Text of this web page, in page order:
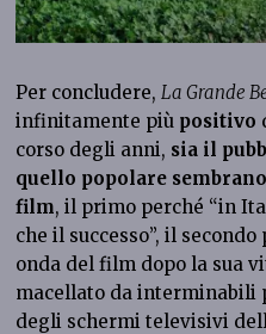
Per concludere, La Grande
infinitamente più positivo
corso degli anni, sia il
quello popolare
film, il primo perché “in
che il successo”, il
onda del film dopo la sua
macellato da interminabili
degli schermi televisivi